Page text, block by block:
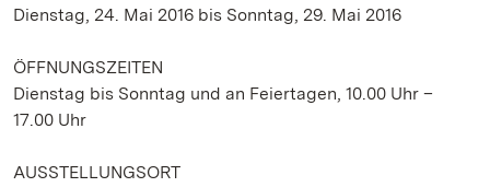
Dienstag, 24. Mai 2016 bis Sonntag, 29. Mai 2016
ÖFFNUNGSZEITEN
Dienstag bis Sonntag und an Feiertagen, 10.00 Uhr –
17.00 Uhr
AUSSTELLUNGSORT